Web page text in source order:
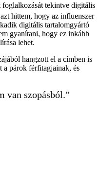
tekintve digitális
hittem, hogy az influenszer
digitális tartalomgyártó
gyanítani, hogy ez inkább
lehet.
hangzott el a címben is
a párok férfitagjainak, és
van szopásból.”